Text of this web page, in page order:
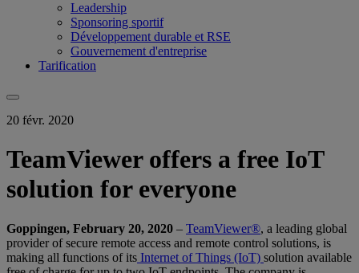
Leadership
Sponsoring sportif
Développement durable et RSE
Gouvernement d'entreprise
Tarification
20 févr. 2020
TeamViewer offers a free IoT
solution for everyone
Goppingen, February 20, 2020 – TeamViewer®, a leading global
provider of secure remote access and remote control solutions, is
making all functions of its Internet of Things (IoT) solution available